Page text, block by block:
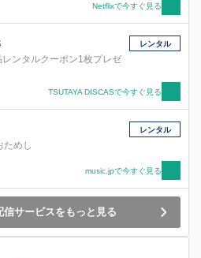
Netflixで今すぐ見る
レンタルクーポン1枚プレゼ
レンタル
TSUTAYA DISCASで今すぐ見る
ためし
レンタル
music.jpで今すぐ見る
信サービスをもっと見る